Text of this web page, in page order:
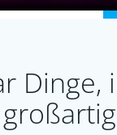
Dinge,